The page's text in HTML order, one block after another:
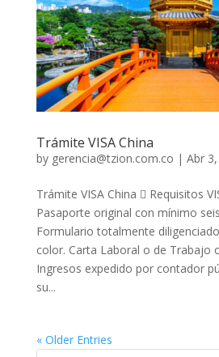
Trámite VISA China
by gerencia@tzion.com.co | Abr
Trámite VISA China  Requisitos
Pasaporte original con mínimo
Formulario totalmente
color. Carta Laboral o de Trabajo
Ingresos expedido por contador
su...
« Older Entries